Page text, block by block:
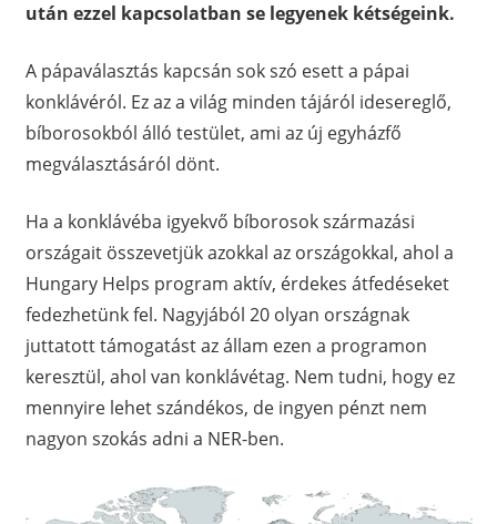
után ezzel kapcsolatban se legyenek kétségeink.
A pápaválasztás kapcsán sok szó esett a pápai
konklávéról. Ez az a világ minden tájáról idesereglő,
bíborosokból álló testület, ami az új egyházfő
megválasztásáról dönt.
Ha a konklávéba igyekvő bíborosok származási
országait összevetjük azokkal az országokkal, ahol a
Hungary Helps program aktív, érdekes átfedéseket
fedezhetünk fel. Nagyjából 20 olyan országnak
juttatott támogatást az állam ezen a programon
keresztül, ahol van konklávétag. Nem tudni, hogy ez
mennyire lehet szándékos, de ingyen pénzt nem
nagyon szokás adni a NER-ben.